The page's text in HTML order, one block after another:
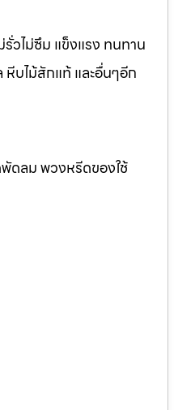
วไม่ซึม แข็งแรง ทนทาน
บไม้สักแท้ และอื่นๆอีก
ดลม พวงหรีดของใช้